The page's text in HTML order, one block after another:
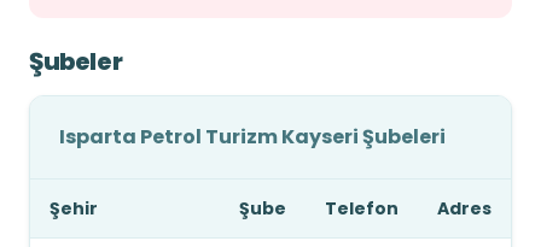
Şubeler
Isparta Petrol Turizm Kayseri Şubeleri
Şehir Şube Telefon Adres